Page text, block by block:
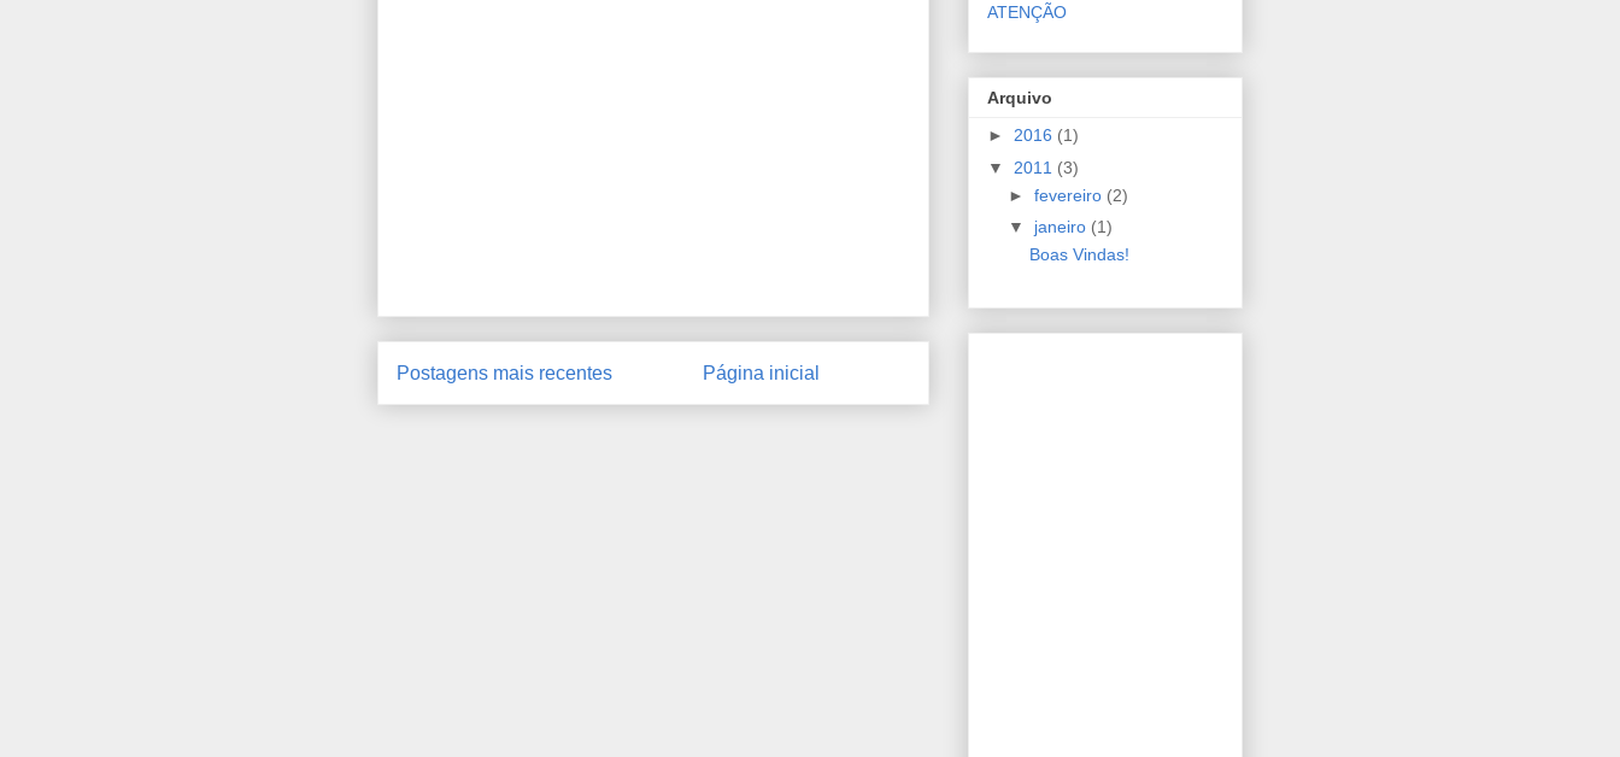
Postagens mais recentes Página inicial
ATENÇÃO
Arquivo
► 2016 (1)
▼ 2011 (3)
► fevereiro (2)
▼ janeiro (1)
Boas Vindas!